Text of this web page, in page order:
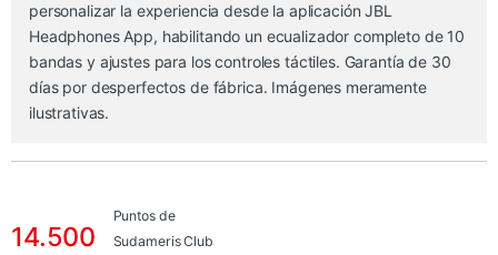
personalizar la experiencia desde la aplicación JBL
Headphones App, habilitando un ecualizador completo de 10
bandas y ajustes para los controles táctiles. Garantía de 30
días por desperfectos de fábrica. Imágenes meramente
ilustrativas.
14.500
Puntos de
Sudameris Club